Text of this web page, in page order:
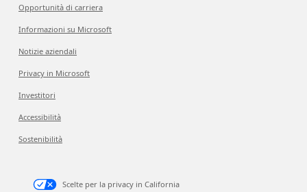
Opportunità di carriera
Informazioni su Microsoft
Notizie aziendali
Privacy in Microsoft
Investitori
Accessibilità
Sostenibilità
Scelte per la privacy in California